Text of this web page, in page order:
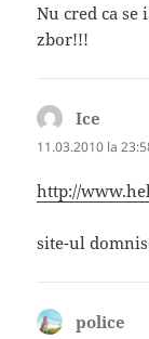
Nu cred ca se
zbor!!!
Ice
11.03.2010 la
http://
site-ul
police